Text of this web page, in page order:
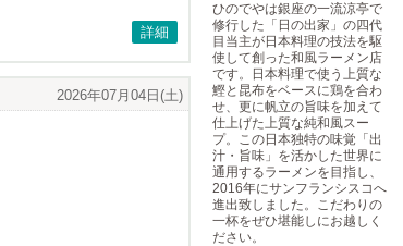
詳細
2026年07月04日(土)
ひのでやは銀座の一流涼亭で
修行した「日の出家」の四代
目当主が日本料理の技法を駆
使して創った和風ラーメン店
です。日本料理で使う上質な
鰹と昆布をベースに鶏を合わ
せ、更に帆立の旨味を加えて
仕上げた上質な純和風スー
プ。この日本独特の味覚「出
汁・旨味」を活かした世界に
通用するラーメンを目指し、
2016年にサンフランシスコへ
進出致しました。こだわりの
一杯をぜひ堪能しにお越しく
ださい。